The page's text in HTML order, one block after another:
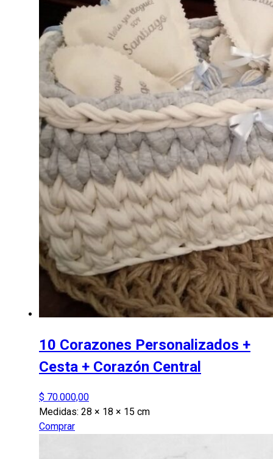
10 Corazones Personalizados +
Cesta + Corazón Central
$ 70.000,00
Medidas: 28 × 18 × 15 cm
Comprar